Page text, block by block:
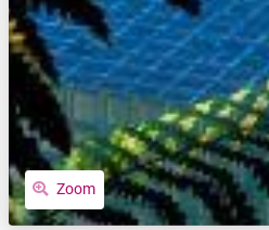
Zoom